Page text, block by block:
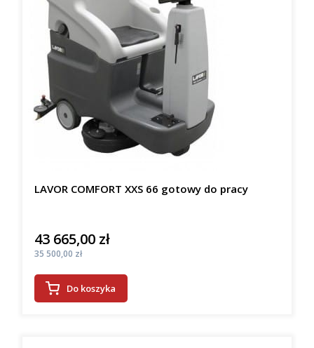
LAVOR COMFORT XXS 66 gotowy do pracy
Cena
43 665,00 zł
Cena
35 500,00 zł
Do koszyka